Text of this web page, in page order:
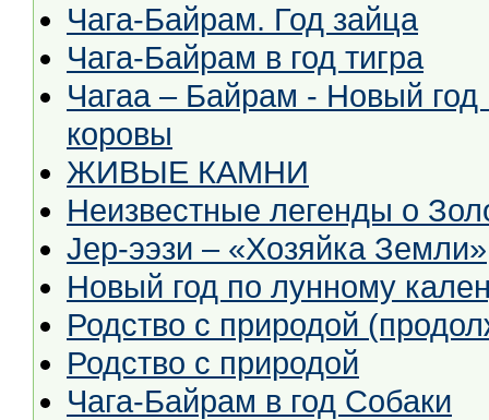
Чага-Байрам. Год зайца
Чага-Байрам в год тигра
Чагаа – Байрам - Новый
коровы
ЖИВЫЕ КАМНИ
Неизвестные легенды о
Jeр-ээзи – «Хозяйка Земли»
Новый год по лунному
Родство с природой
Родство с природой
Чага-Байрам в год Собаки